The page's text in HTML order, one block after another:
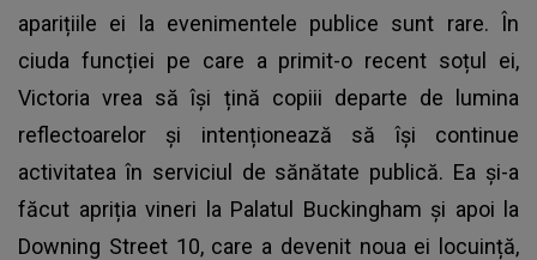
aparițiile ei la evenimentele publice sunt rare. În
ciuda funcției pe care a primit-o recent soțul ei,
Victoria vrea să își țină copiii departe de lumina
reflectoarelor și intenționează să îşi continue
activitatea în serviciul de sănătate publică. Ea și-a
făcut apriția vineri la Palatul Buckingham şi apoi la
Downing Street 10, care a devenit noua ei locuință,